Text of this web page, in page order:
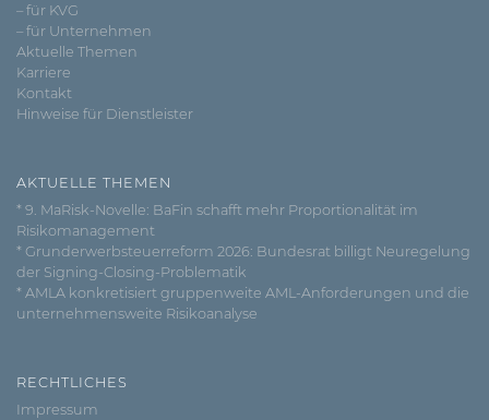
– für KVG
– für Unternehmen
Aktuelle Themen
Karriere
Kontakt
Hinweise für Dienstleister
AKTUELLE THEMEN
* 9. MaRisk-Novelle: BaFin schafft mehr Proportionalität im
Risikomanagement
* Grunderwerbsteuerreform 2026: Bundesrat billigt Neuregelung
der Signing-Closing-Problematik
* AMLA konkretisiert gruppenweite AML-Anforderungen und die
unternehmensweite Risikoanalyse
RECHTLICHES
Impressum